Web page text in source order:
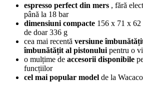
espresso perfect din mers , fără
până la 18 bar
dimensiuni compacte 156 x 71 x 62
de doar 336 g
cea mai recentă versiune
îmbunătățit al pistonului pentru o
o mulțime de accesorii disponibile
funcțiilor
cel mai popular model de la Wacaco